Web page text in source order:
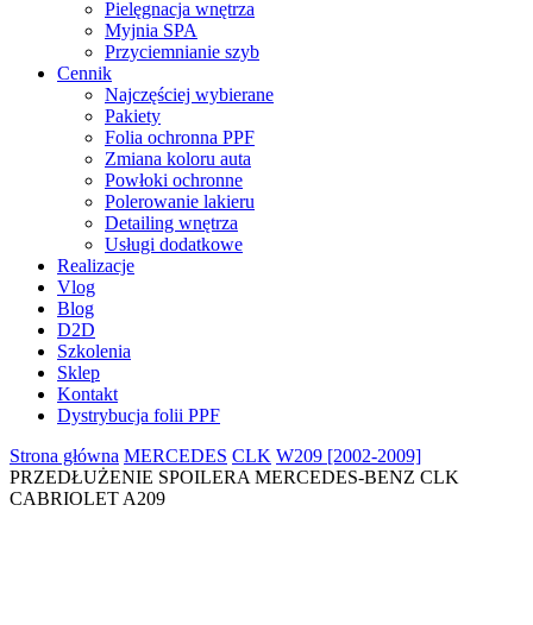
Pielęgnacja wnętrza
Myjnia SPA
Przyciemnianie szyb
Cennik
Najczęściej wybierane
Pakiety
Folia ochronna PPF
Zmiana koloru auta
Powłoki ochronne
Polerowanie lakieru
Detailing wnętrza
Usługi dodatkowe
Realizacje
Vlog
Blog
D2D
Szkolenia
Sklep
Kontakt
Dystrybucja folii PPF
Strona główna MERCEDES CLK W209 [2002-2009]
PRZEDŁUŻENIE SPOILERA MERCEDES-BENZ CLK
CABRIOLET A209